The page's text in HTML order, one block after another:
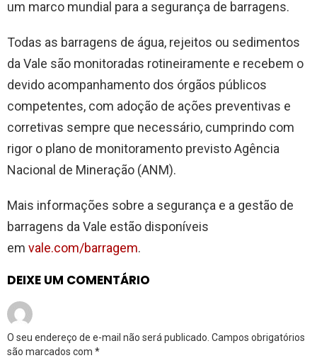
um marco mundial para a segurança de barragens.
Todas as barragens de água, rejeitos ou sedimentos
da Vale são monitoradas rotineiramente e recebem o
devido acompanhamento dos órgãos públicos
competentes, com adoção de ações preventivas e
corretivas sempre que necessário, cumprindo com
rigor o plano de monitoramento previsto Agência
Nacional de Mineração (ANM).
Mais informações sobre a segurança e a gestão de
barragens da Vale estão disponíveis
em vale.com/barragem.
DEIXE UM COMENTÁRIO
O seu endereço de e-mail não será publicado. Campos obrigatórios
são marcados com *